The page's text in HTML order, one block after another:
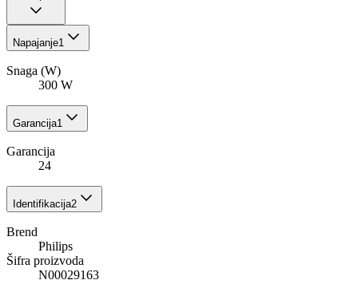
Napajanje1
Snaga (W)
300 W
Garancija1
Garancija
24
Identifikacija2
Brend
Philips
Šifra proizvoda
N00029163